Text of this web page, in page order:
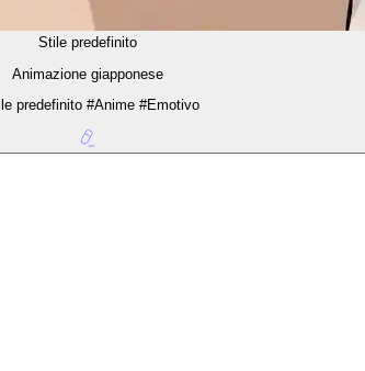
Stile predefinito
Animazione giapponese
predefinito #Anime #Emotivo